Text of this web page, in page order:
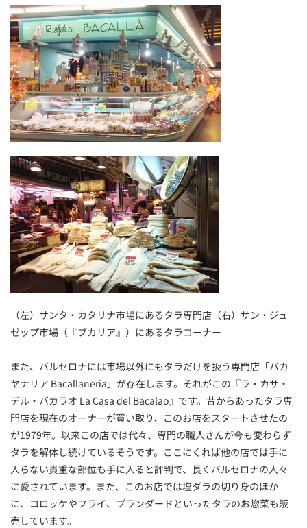
（左）サンタ・カタリナ市場にあるタラ専門店 （右）サン・ジュ
ゼップ市場（『ブカリア』）にあるタラコーナー
また、バルセロナには市場以外にもタラだけを扱う専門店「バカ
ヤナリア Bacallaneria」が存在します。それがこの『ラ・カサ・
デル・バカラオ La Casa del Bacalao』です。昔からあったタラ専
門店を現在のオーナーが買い取り、このお店をスタートさせたの
が1979年。以来この店では代々、専門の職人さんが今も変わらず
タラを解体し続けているそうです。ここにくれば他の店では手に
入らない貴重な部位も手に入ると評判で、長くバルセロナの人々
に愛されています。また、このお店では塩ダラの切り身のほか
に、コロッケやフライ、ブランダードといったタラのお惣菜も販
売しています。